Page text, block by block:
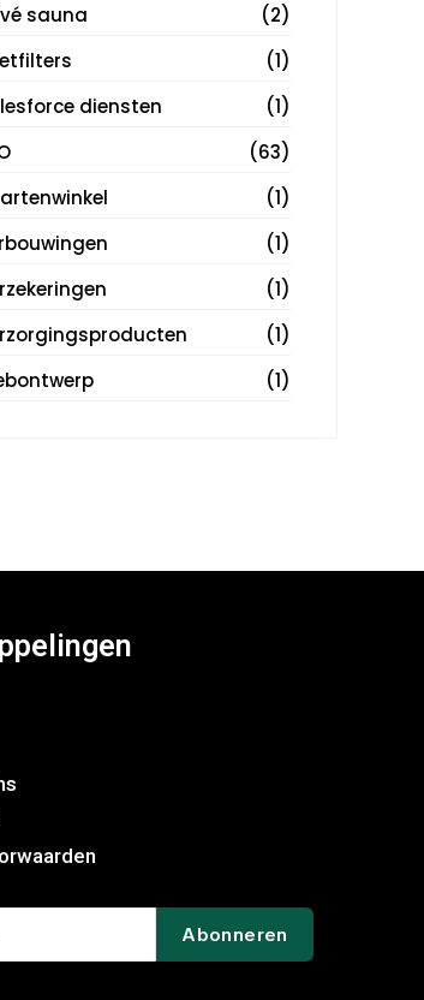
sauna
(2)
(1)
diensten
(1)
(63)
(1)
(1)
(1)
(1)
(1)
Abonneren